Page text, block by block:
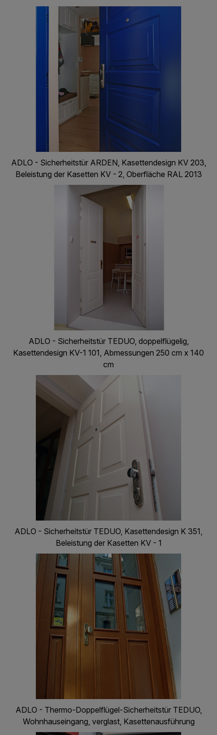
ADLO - Sicherheitstür ARDEN, Kasettendesign KV 203,
Beleistung der Kasetten KV - 2, Oberfläche RAL 2013
ADLO - Sicherheitstür TEDUO, doppelflügelig,
Kasettendesign KV-1 101, Abmessungen 250 cm x 140
cm
ADLO - Sicherheitstür TEDUO, Kasettendesign K 351,
Beleistung der Kasetten KV - 1
ADLO - Thermo-Doppelflügel-Sicherheitstür TEDUO,
Wohnhauseingang, verglast, Kasettenausführung